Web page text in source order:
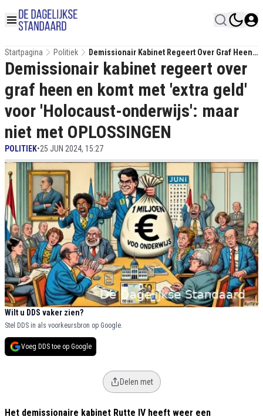
Startpagina Politiek
Demissionair Kabinet Regeert Over Graf Heen
En Komt Met 'extra Geld' Voor 'Holocaust-
Onderwijs': Maar Niet Met OPLOSSINGEN
Demissionair kabinet regeert over
graf heen en komt met 'extra geld'
voor 'Holocaust-onderwijs': maar
niet met OPLOSSINGEN
POLITIEK•25 JUN 2024, 15:27
Wilt u DDS vaker zien?
Stel DDS in als voorkeursbron op Google.
Voeg DDS toe op Google
Delen met
Het demissionaire kabinet Rutte IV heeft weer een